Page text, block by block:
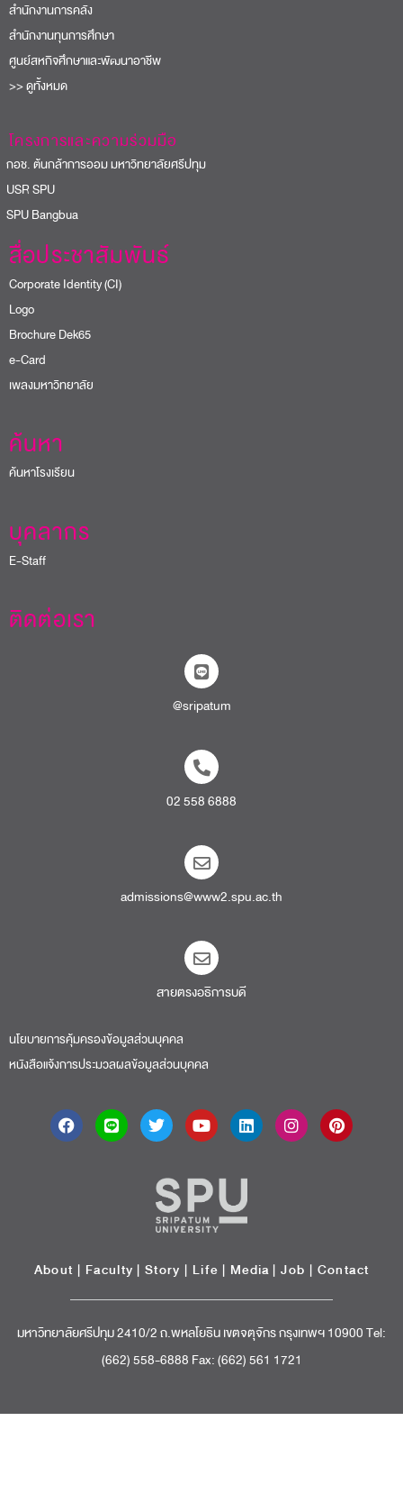
สำนักงานการคลัง
สำนักงานทุนการศึกษา
ศูนย์สหกิจศึกษาและพัฒนาอาชีพ
>> ดูทั้งหมด
โครงการและความร่วมมือ
ช. ต้นกล้าการออม มหาวิทยาลัยศรีปทุม
SPU
Bangbua
สื่อประชาสัมพันธ์
Corporate Identity (CI)
Logo
Brochure Dek65
e-Card
เพลงมหาวิทยาลัย
ค้นหา
ค้นหาโรงเรียน
บุคลากร
E-Staff
ติดต่อเรา
@sripatum
02 558 6888
admissions@www2.spu.ac.th
สายตรงอธิการบดี​
นโยบายการคุ้มครองข้อมูลส่วนบุคคล
หนังสือแจ้งการประมวลผลข้อมูลส่วนบุคคล
About | Faculty | Story | Life | Media |Job | Contact
มหาวิทยาลัยศรีปทุม 2410/2 ถ.พหลโยธิน เขตจตุจักร กรุงเทพฯ 10900 Tel:
(662) 558-6888 Fax: (662) 561 1721